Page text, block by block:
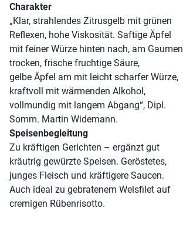
Charakter
„Klar, strahlendes Zitrusgelb mit grünen
Reflexen, hohe Viskosität. Saftige Äpfel
mit feiner Würze hinten nach, am Gaumen
trocken, frische fruchtige Säure,
gelbe Äpfel am mit leicht scharfer Würze,
kraftvoll mit wärmenden Alkohol,
vollmundig mit langem Abgang“, Dipl.
Somm. Martin Widemann.
Speisenbegleitung
Zu kräftigen Gerichten – ergänzt gut
kräutrig gewürzte Speisen. Geröstetes,
junges Fleisch und kräftigere Saucen.
Auch ideal zu gebratenem Welsfilet auf
cremigen Rübenrisotto.